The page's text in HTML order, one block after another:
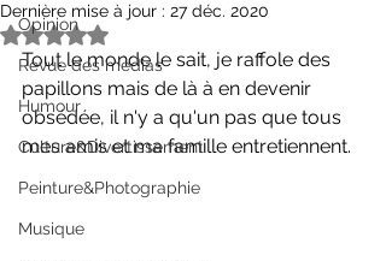
Opinion
Revue des médias
Humour
Culture&Divertissement
Peinture&Photographie
Musique
Dernière mise à jour : 27 déc. 2020
Noté NaN étoiles sur 5.
Tout le monde le sait, je raffole des
papillons mais de là à en devenir
obsédée, il n'y a qu'un pas que tous
mes amis et ma famille entretiennent.